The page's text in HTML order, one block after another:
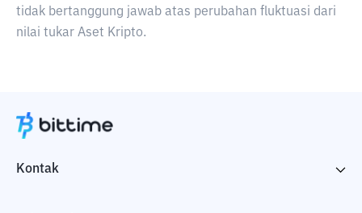
tidak bertanggung jawab atas perubahan fluktuasi dari
nilai tukar Aset Kripto.
Kontak